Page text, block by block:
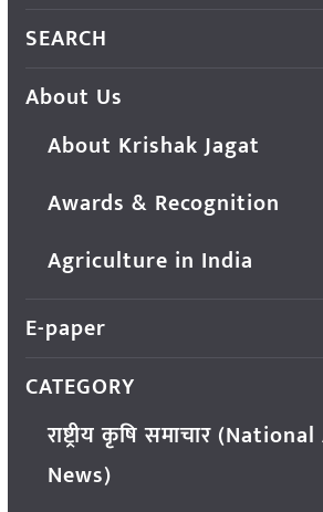
SEARCH
About Us
About Krishak Jagat
Awards & Recognition
Agriculture in India
E-paper
CATEGORY
राष्ट्रीय कृषि समाचार
News)